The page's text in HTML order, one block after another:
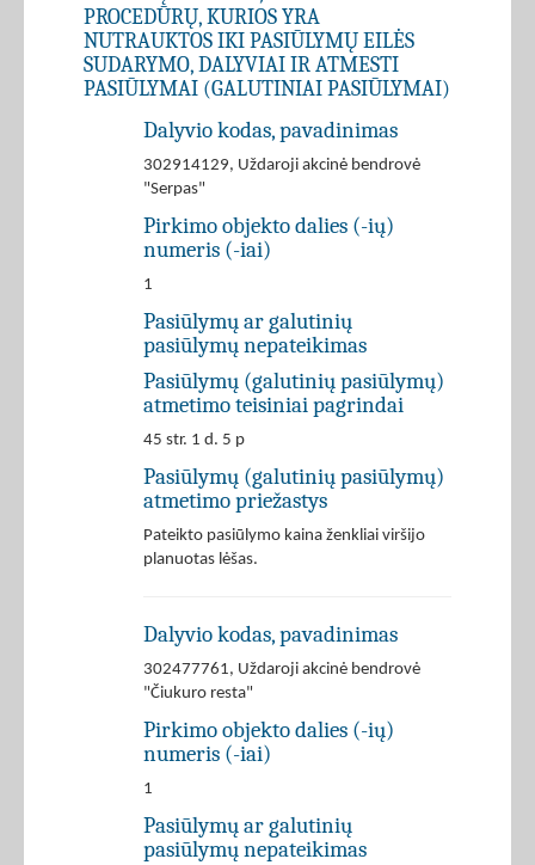
PROCEDŪRŲ, KURIOS YRA
NUTRAUKTOS IKI PASIŪLYMŲ EILĖS
SUDARYMO, DALYVIAI IR ATMESTI
PASIŪLYMAI (GALUTINIAI PASIŪLYMAI)
Dalyvio kodas, pavadinimas
302914129, Uždaroji akcinė bendrovė
"Serpas"
Pirkimo objekto dalies (-ių)
numeris (-iai)
1
Pasiūlymų ar galutinių
pasiūlymų nepateikimas
Pasiūlymų (galutinių pasiūlymų)
atmetimo teisiniai pagrindai
45 str. 1 d. 5 p
Pasiūlymų (galutinių pasiūlymų)
atmetimo priežastys
Pateikto pasiūlymo kaina ženkliai viršijo
planuotas lėšas.
Dalyvio kodas, pavadinimas
302477761, Uždaroji akcinė bendrovė
"Čiukuro resta"
Pirkimo objekto dalies (-ių)
numeris (-iai)
1
Pasiūlymų ar galutinių
pasiūlymų nepateikimas